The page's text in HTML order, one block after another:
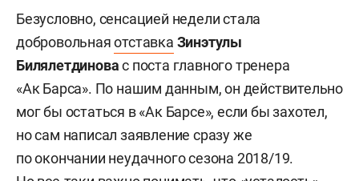
Безусловно, сенсацией недели стала
добровольнаяотставка Зинэтулы
Билялетдиновас поста главного тренера
«Ак Барса». По нашим данным, он действительно
мог бы остаться в «Ак Барсе», если бы захотел,
но сам написал заявление сразу же
по окончании неудачного сезона 2018/19.